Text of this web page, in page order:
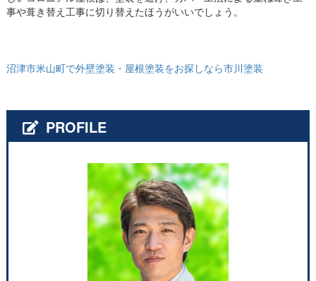
事や葺き替え工事に切り替えたほうがいいでしょう。
沼津市米山町で外壁塗装・屋根塗装をお探しなら市川塗装
PROFILE